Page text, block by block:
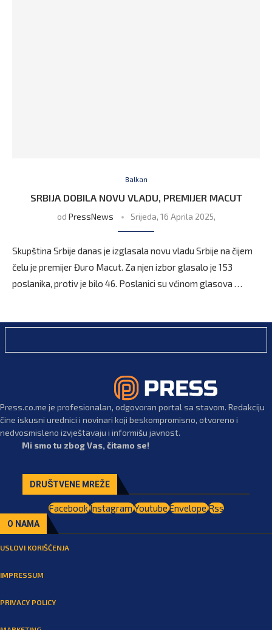
Balkan
SRBIJA DOBILA NOVU VLADU, PREMIJER MACUT
od PressNews Srijeda, 16 Aprila 2025,
Skupština Srbije danas je izglasala novu vladu Srbije na čijem
čelu je premijer Đuro Macut. Za njen izbor glasalo je 153
poslanika, protiv je bilo 46. Poslanici su vćinom glasova …
Press.co.me je profesionalan, odgovoran portal sa stavom. Redakciju
čine iskusni urednici i novinari koji beskompromisno, otvoreno i
nedvosmisleno izvještavaju i informišu javnost.
Mi smo tu zbog Vas, čitamo se!
DRUŠTVENE MREŽE
FacebookInstagramYoutubeEnvelopeRss
O NAMA
USLOVI KORIŠĆENJA
IMPRESSUM
PRIVACY POLICY